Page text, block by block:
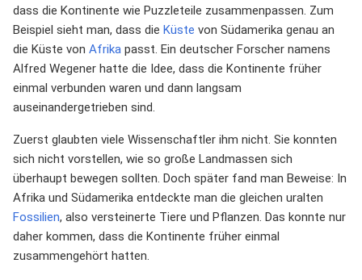
dass die Kontinente wie Puzzleteile zusammenpassen. Zum
Beispiel sieht man, dass die Küste von Südamerika genau an
die Küste von Afrika passt. Ein deutscher Forscher namens
Alfred Wegener hatte die Idee, dass die Kontinente früher
einmal verbunden waren und dann langsam
auseinandergetrieben sind.
Zuerst glaubten viele Wissenschaftler ihm nicht. Sie konnten
sich nicht vorstellen, wie so große Landmassen sich
überhaupt bewegen sollten. Doch später fand man Beweise: In
Afrika und Südamerika entdeckte man die gleichen uralten
Fossilien, also versteinerte Tiere und Pflanzen. Das konnte nur
daher kommen, dass die Kontinente früher einmal
zusammengehört hatten.